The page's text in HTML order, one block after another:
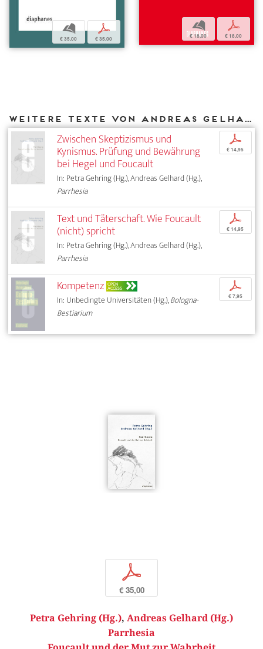
b
€ 35,00
p
€ 35,00
b
€ 18,00
p
€ 18,00
Weitere Texte von Andreas Gelhard bei DIAPHANES
Zwischen Skeptizismus und
Kynismus. Prüfung und Bewährung
bei Hegel und Foucault
In: Petra Gehring (Hg.), Andreas Gelhard (Hg.),
Parrhesia
p
€ 14,95
Text und Täterschaft. Wie Foucault
(nicht) spricht
In: Petra Gehring (Hg.), Andreas Gelhard (Hg.),
Parrhesia
p
€ 14,95
Kompetenz OPEN
ACCESS
In: Unbedingte Universitäten (Hg.),Bologna-
Bestiarium
p
€ 7,95
p
€ 35,00
Petra Gehring (Hg.), Andreas Gelhard (Hg.)
Parrhesia